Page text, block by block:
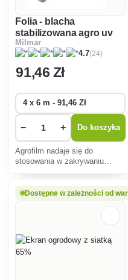
Folia - blacha
stabilizowana agro uv
Milmar
4.7(24)
91,46 Zł
− + Do koszyka
Agrofilm nadaje się do
stosowania w zakrywaniu
promieniowaniem
ultrafioletowym i powinien
wytrzymać 2 lub więcej lat.
Dostępne w zależności od